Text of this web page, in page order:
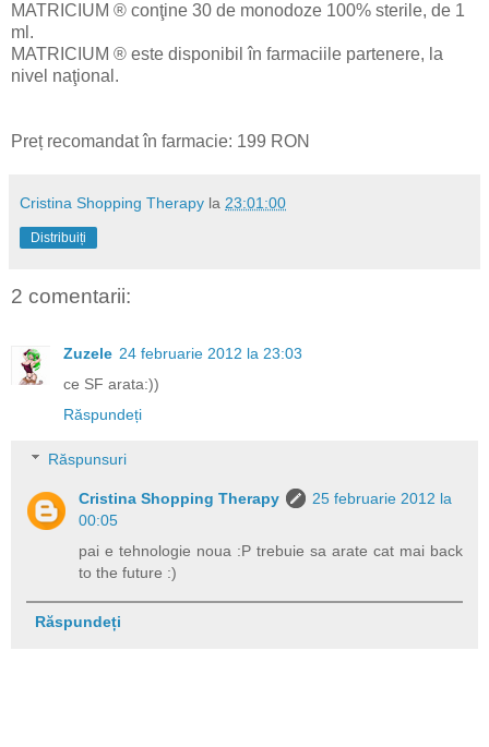
MATRICIUM ® conţine 30 de monodoze 100% sterile, de 1
ml.
MATRICIUM ® este disponibil în farmaciile partenere, la
nivel naţional.
Preț recomandat în farmacie: 199 RON
Cristina Shopping Therapy la 23:01:00
Distribuiți
2 comentarii:
Zuzele 24 februarie 2012 la 23:03
ce SF arata:))
Răspundeți
Răspunsuri
Cristina Shopping Therapy
25 februarie 2012 la
00:05
pai e tehnologie noua :P trebuie sa arate cat mai back
to the future :)
Răspundeți